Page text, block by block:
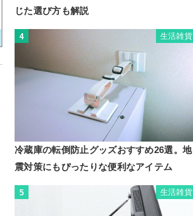
じた選び方も解説
4 生活雑貨
冷蔵庫の転倒防止グッズおすすめ26選。地
震対策にもぴったりな便利なアイテム
5 生活雑貨